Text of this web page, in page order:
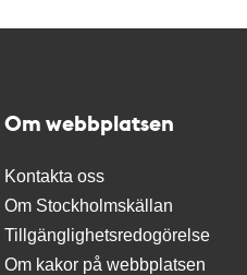
Om webbplatsen
Kontakta oss
Om Stockholmskällan
Tillgänglighetsredogörelse
Om kakor på webbplatsen